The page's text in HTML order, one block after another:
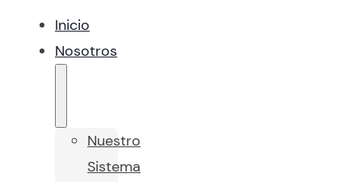
Inicio
Nosotros
Nuestro
Sistema